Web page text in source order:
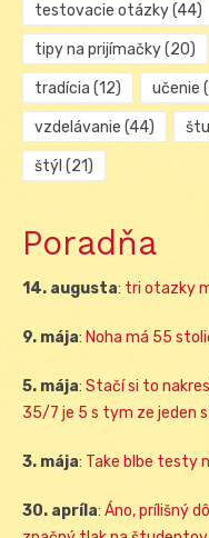
testovacie otázky(44)
tipy na prijímačky(20)
tradícia (12) učenie
vzdelávanie (44)
štýl (21)
Poradňa
14. augusta: tri otazky
9. mája: Noha má 55
5. mája: Stačí si to
35/7 je 5 s tym ze jeden
3. mája: Take blbe testy
30. apríla: Áno, prílišný